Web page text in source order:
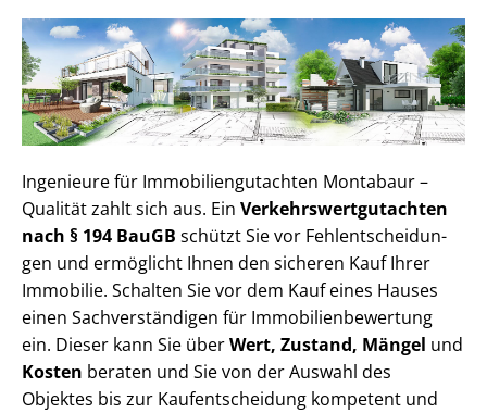
Ingenieure für Im­mo­bi­li­en­gut­ach­ten Montabaur –
Qualität zahlt sich aus. Ein Ver­kehrs­wert­gut­ach­ten
nach § 194 BauGB schützt Sie vor Fehl­ent­schei­dun­
gen und ermöglicht Ihnen den sicheren Kauf Ihrer
Immobilie. Schalten Sie vor dem Kauf eines Hauses
einen Sach­ver­stän­di­gen für Im­mo­bi­li­en­be­wer­tung
ein. Dieser kann Sie überWert, Zustand, Mängel und
Kosten beraten und Sie von der Auswahl des
Objektes bis zur Kauf­ent­schei­dung kompetent und